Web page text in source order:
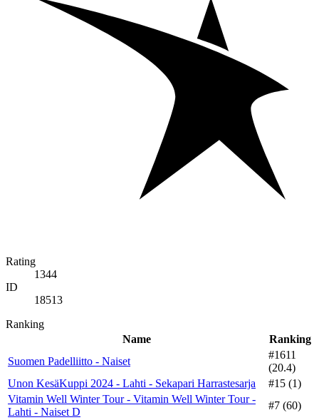
Rating
1344
ID
18513
Ranking
Name
Ranking
Suomen Padelliitto - Naiset
#1611
(20.4)
Unon KesäKuppi 2024 - Lahti - Sekapari Harrastesarja
#15 (1)
Vitamin Well Winter Tour - Vitamin Well Winter Tour -
Lahti - Naiset D
#7 (60)